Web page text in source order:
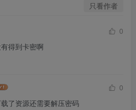
只看作者
0
得到卡密啊
0
了资源还需要解压密码